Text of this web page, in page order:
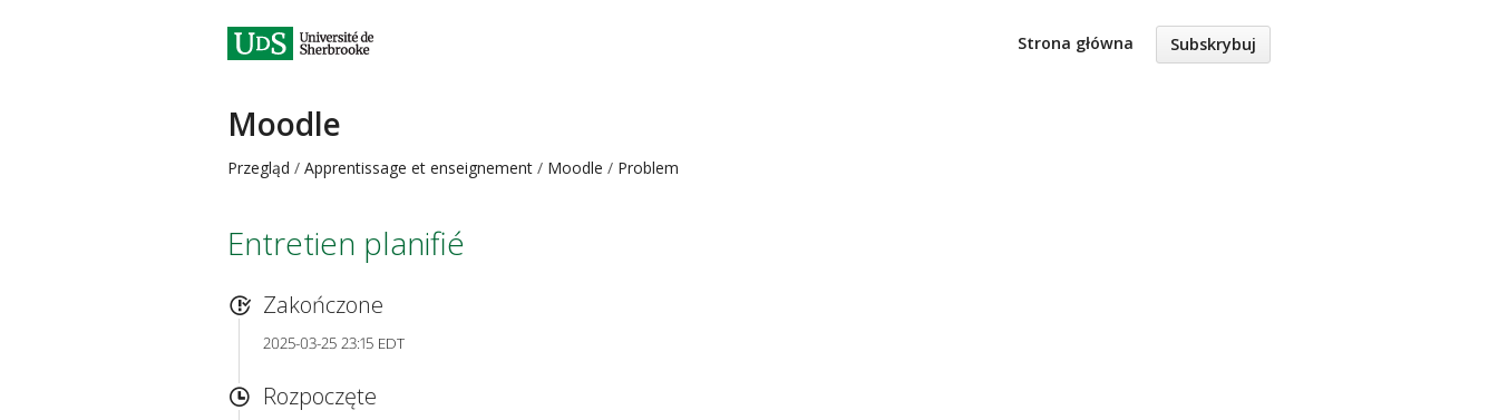
Strona główna Subskrybuj
Moodle
Przegląd Apprentissage et enseignement Moodle Problem
Entretien planifié
Zakończone
2025-03-25 23:15 EDT
Rozpoczęte